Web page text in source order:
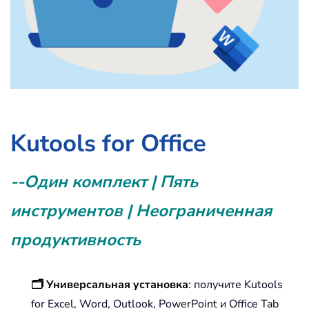
Kutools for Office
--Один комплект | Пять
инструментов | Неограниченная
продуктивность
🗂️ Универсальная установка: получите Kutools
for Excel, Word, Outlook, PowerPoint и Office Tab